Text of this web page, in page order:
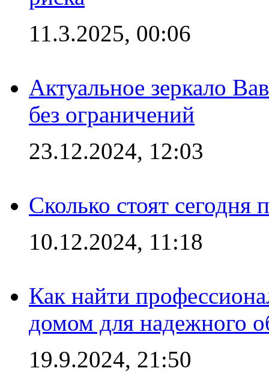
11.3.2025, 00:06
Актуальное зеркало
без ограничений
23.12.2024, 12:03
Сколько стоят сегодня
10.12.2024, 11:18
Как найти
домом для надежного
19.9.2024, 21:50